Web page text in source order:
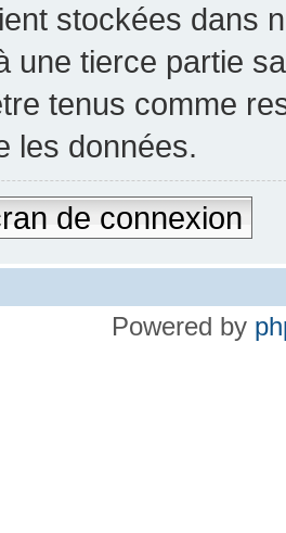
stockées dans
une tierce partie
tenus comme
les données.
de connexion
Powered by